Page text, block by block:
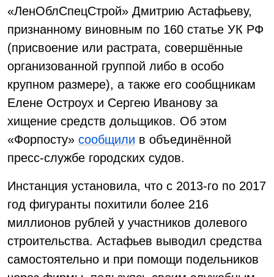
«ЛенОблСпецСтрой» Дмитрию Астафьеву,
признанному виновным по 160 статье УК РФ
(присвоение или растрата, совершённые
организованной группой либо в особо
крупном размере), а также его сообщникам
Елене Остроух и Сергею Иванову за
хищение средств дольщиков. Об этом
«Форпосту» сообщили в объединённой
пресс-службе городских судов.
Инстанция установила, что с 2013-го по 2017
год фигуранты похитили более 216
миллионов рублей у участников долевого
строительства. Астафьев выводил средства
самостоятельно и при помощи подельников